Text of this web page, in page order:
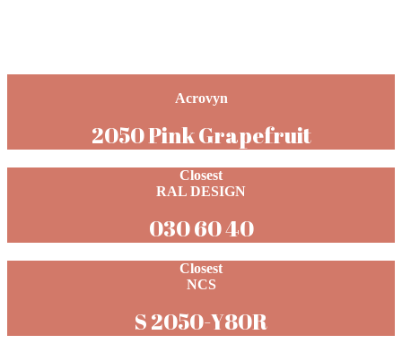
Acrovyn
2050 Pink Grapefruit
Closest
RAL DESIGN
030 60 40
Closest
NCS
S 2050-Y80R